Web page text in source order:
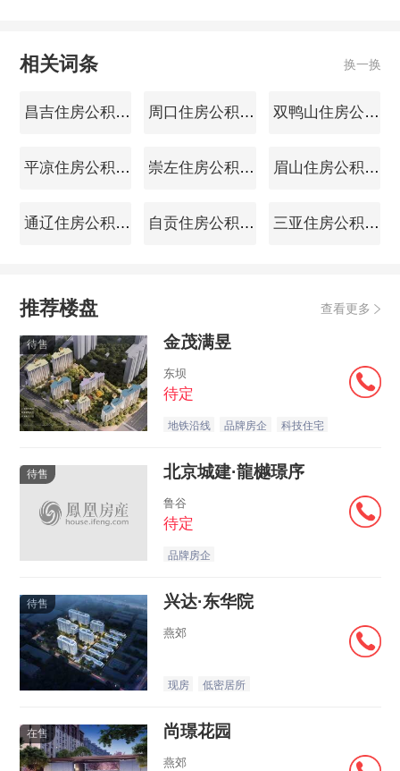
相关词条 换一换
昌吉住房公积金查询 周口住房公积金查询 双鸭山住房公积金查询
平凉住房公积金查询 崇左住房公积金查询 眉山住房公积金查询
通辽住房公积金查询 自贡住房公积金查询 三亚住房公积金查询
推荐楼盘 查看更多
待售 金茂满昱
东坝
待定
地铁沿线 品牌房企 科技住宅
待售 北京城建·龍樾璟序
鲁谷
待定
品牌房企
待售 兴达·东华院
燕郊
现房 低密居所
在售 尚璟花园
燕郊